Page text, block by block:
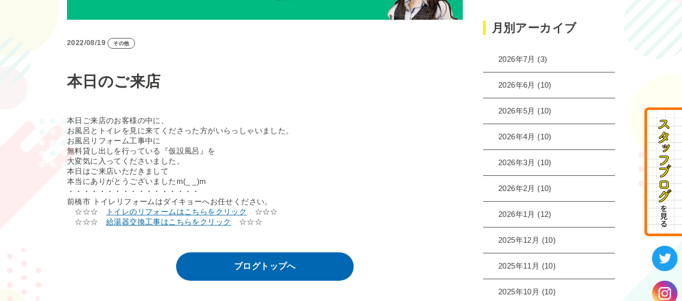
2022/08/19 その他
本日のご来店
本日ご来店のお客様の中に、
お風呂とトイレを見に来てくださった方がいらっしゃいました。
お風呂リフォーム工事中に
無料貸し出しを行っている『仮設風呂』を
大変気に入ってくださいました。
本日はご来店いただきまして
本当にありがとうございましたm(_ _)m
・・・・・・・・・・・・・・・・・
前橋市 トイレリフォームはダイキョーへお任せください。
☆☆☆
トイレのリフォームはこちらをクリック
☆☆☆
☆☆☆ 給湯器交換工事はこちらをクリック ☆☆☆
ブログトップへ
月別アーカイブ
2026年7月 (3)
2026年6月 (10)
2026年5月 (10)
2026年4月 (10)
2026年3月 (10)
2026年2月 (10)
2026年1月 (12)
2025年12月 (10)
2025年11月 (10)
2025年10月 (10)